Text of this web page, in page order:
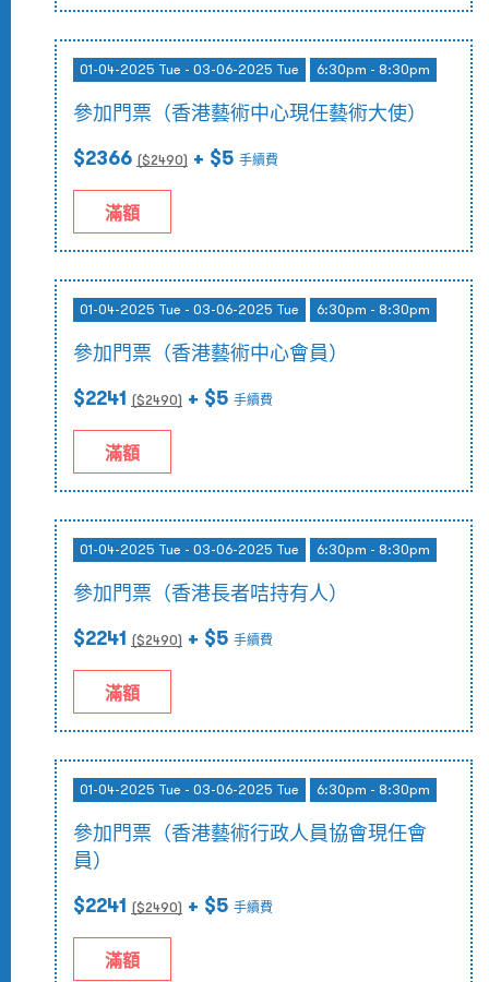
01-04-2025 Tue - 03-06-2025 Tue 6:30pm - 8:30pm
參加門票（香港藝術中心現任藝術大使）
$2366 ($2490) + $5 手續費
滿額
01-04-2025 Tue - 03-06-2025 Tue 6:30pm - 8:30pm
參加門票（香港藝術中心會員）
$2241 ($2490) + $5 手續費
滿額
01-04-2025 Tue - 03-06-2025 Tue 6:30pm - 8:30pm
參加門票（香港長者咭持有人）
$2241 ($2490) + $5 手續費
滿額
01-04-2025 Tue - 03-06-2025 Tue 6:30pm - 8:30pm
參加門票（香港藝術行政人員協會現任會
員）
$2241 ($2490) + $5 手續費
滿額